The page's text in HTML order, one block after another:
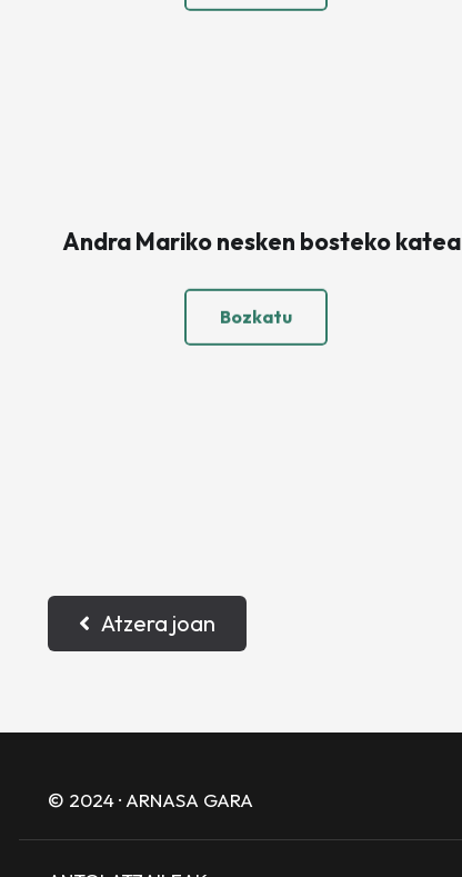
Andra Mariko nesken bosteko katea
Bozkatu
Atzera joan
© 2024 · ARNASA GARA